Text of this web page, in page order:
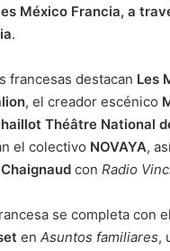
México Francia, a
.
francesas destacan Les
, el creador escénico
Théâtre National
el colectivo NOVAYA,
con Radio
se completa con el
en Asuntos familiares,